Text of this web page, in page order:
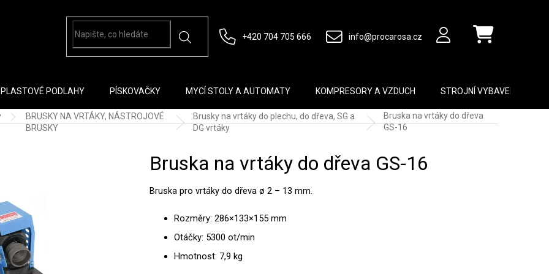
+420 704 705 666 info@procarosa.cz Nákupní košík
PLASTOVÉ PODLAHY PÍSKOVAČKY MYCÍ STOLY A AUTOMATY KOMPRESORY A VZDUCH STROJNÍ VYBAVENÍ
BRUSKY NA VRTÁKY, NÁSTROJOVÉ
BRUSKY
Brusky na vrtáky do plechu, do dřeva, SG a
DG vrtáky
Bruska na vrtáky do dřeva
GS-16
Bruska na vrtáky do dřeva GS-16
Bruska pro vrtáky do dřeva ø 2 – 13 mm.
Rozměry: 286×133×155 mm
Otáčky: 5300 ot/min
Hmotnost: 7,9 kg